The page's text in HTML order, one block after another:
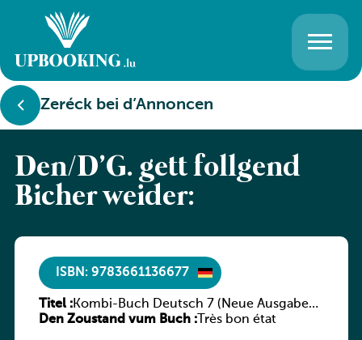
Zeréck bei d’Annoncen
Den/D’G. gëtt follgend
Bicher weider:
ISBN: 9783661136677
Titel :Kombi-Buch Deutsch 7 (Neue Ausgabe
Luxemburg)
Den Zoustand vum Buch :Très bon état